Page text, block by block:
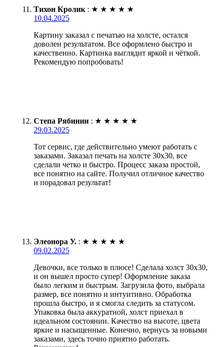
Тихон Кролик : ★ ★ ★ ★ ★
10.04.2025
Картину заказал с печатью на холсте, остался
доволен результатом. Все оформлено быстро и
качественно. Картинка выглядит яркой и чёткой.
Рекомендую попробовать!
Степа Рябинин : ★ ★ ★ ★ ★
29.03.2025
Тот сервис, где действительно умеют работать с
заказами. Заказал печать на холсте 30х30, все
сделали четко и быстро. Процесс заказа простой,
все понятно на сайте. Получил отличное качество
и порадовал результат!
Элеонора У. : ★ ★ ★ ★ ★
09.02.2025
Девочки, все только в плюсе! Сделала холст 30х30,
и он вышел просто супер! Оформление заказа
было легким и быстрым. Загрузила фото, выбрала
размер, все понятно и интуитивно. Обработка
прошла быстро, и я смогла следить за статусом.
Упаковка была аккуратной, холст приехал в
идеальном состоянии. Качество на высоте, цвета
яркие и насыщенные. Конечно, вернусь за новыми
заказами, здесь точно приятно работать.